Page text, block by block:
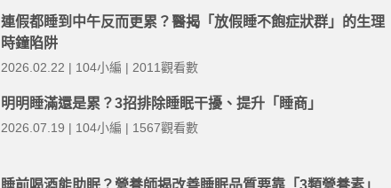
連假都睡到中午反而更累？醫揭「放假睡不飽症狀群」的生理
時鐘陷阱
2026.02.22 | 104小編 | 2011觀看數
明明睡滿還是累？3招排除睡眠干擾、提升「睡商」
2026.07.19 | 104小編 | 1567觀看數
睡前喝酒能助眠？營養師揭改善睡眠品質要靠「3類營養素」